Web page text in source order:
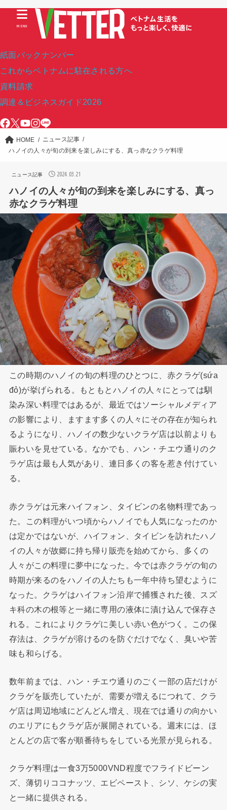
紙面バックナンバー
これからベトナムに駐在される方へ
資料請求
調達＆ビジネスガイド2026
MENU
HOME
ニュース記事
ハノイの人々が旬の到来を楽しみにする、真っ赤なクラゲ料理
ニュース記事 2024.03.21
ハノイの人々が旬の到来を楽しみにする、真っ
赤なクラゲ料理
この時期のハノイの旬の料理のひとつに、赤クラゲ(sứa
đỏ)が挙げられる。もともとハノイの人々にとっては馴
染み深い料理ではあるが、最近ではソーシャルメディア
の影響により、ますます多くの人々にその存在が知られ
るようになり、ハノイの数少ないクラゲ店は以前よりも
賑わいを見せている。なかでも、ハン・チエウ通りのク
ラゲ店は最も人気があり、連日多くの客を惹き付けてい
る。
赤クラゲは元来ハイフォン、タイビンの名物料理であっ
た。この料理がいつ頃からハノイでも人気になったのか
は定かではないが、ハイフォン、タイビンを訪れたハノ
イの人々が故郷に持ち帰り販売を始めてから、多くの
人々がこの料理に夢中になった。今では赤クラゲの旬の
時期が来るのをハノイの人たちも一年中待ち望むように
なった。クラゲはハイフォン沿岸で捕獲された後、スズ
キ科の木の根等と一緒に専用の液体に漬け込んで保存さ
れる。これによりクラゲに美しい赤い色がつく。この保
存法は、クラゲが溶けるのを防ぐだけでなく、臭いや苦
味も和らげる。
数年前までは、ハン・チエウ通りのごく一部の店だけが
クラゲを販売していたが、需要が増えるにつれて、クラ
ゲ店は周辺地域にどんどん増え、現在では通りの向かい
のエリアにもクラゲ店が展開されている。週末には、ほ
とんどの店で客が順番待ちをしている光景が見られる。
クラゲ料理は一食3万5000VND程度でフライドビーン
ズ、薄切りココナッツ、エビペースト、シソ、ケシの実
と一緒に提供される。